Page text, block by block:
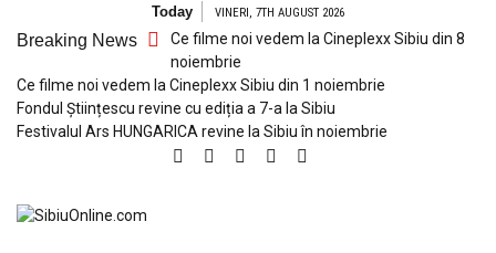
Today VINERI, 7TH AUGUST 2026
Breaking News
Ce filme noi vedem la Cineplexx Sibiu din 8
noiembrie
Ce filme noi vedem la Cineplexx Sibiu din 1 noiembrie
Fondul Științescu revine cu ediția a 7-a la Sibiu
Festivalul Ars HUNGARICA revine la Sibiu în noiembrie